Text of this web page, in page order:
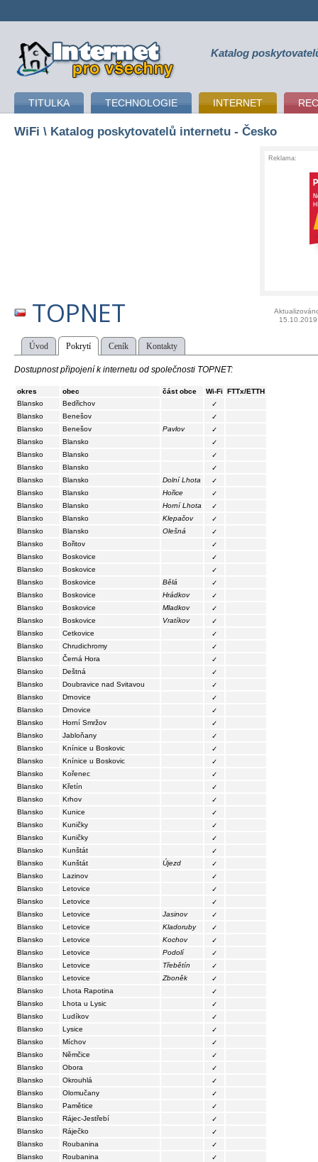
připojení k internetu Katalog
TITULKA TECHNOLOGIE INTERNET
WiFi \ Katalog poskytovatelů internetu - Česko
Reklama:
TOPNET
15.10.2019
Úvod Pokrytí Ceník Kontakty
Dostupnost připojení k internetu od společnosti TOPNET:
okres obec část obce Wi-Fi
FTTx/ETTH
Blansko
Bedřichov
✓
Blansko
Benešov
✓
Blansko
Benešov Pavlov
✓
Blansko
Blansko
✓
Blansko
Blansko
✓
Blansko
Blansko
✓
Blansko
Blansko Dolní Lhota
✓
Blansko
Blansko Hořice
✓
Blansko
Blansko Horní Lhota
✓
Blansko
Blansko Klepačov
✓
Blansko
Blansko Olešná
✓
Blansko
Bořitov
✓
Blansko
Boskovice
✓
Blansko
Boskovice
✓
Blansko
Boskovice Bělá
✓
Blansko
Boskovice Hrádkov
✓
Blansko
Boskovice Mladkov
✓
Blansko
Boskovice Vratíkov
✓
Blansko
Cetkovice
✓
Blansko
Chrudichromy
✓
Blansko
Černá Hora
✓
Blansko
Deštná
✓
Blansko
Doubravice nad Svitavou
✓
Blansko
Drnovice
✓
Blansko
Drnovice
✓
Blansko
Horní Smržov
✓
Blansko
Jabloňany
✓
Blansko
Knínice u Boskovic
✓
Blansko
Knínice u Boskovic
✓
Blansko
Kořenec
✓
Blansko
Křetín
✓
Blansko
Krhov
✓
Blansko
Kunice
✓
Blansko
Kuničky
✓
Blansko
Kuničky
✓
Blansko
Kunštát
✓
Blansko
Kunštát Újezd
✓
Blansko
Lazinov
✓
Blansko
Letovice
✓
Blansko
Letovice
✓
Blansko
Letovice Jasinov
✓
Blansko
Letovice Kladoruby
✓
Blansko
Letovice Kochov
✓
Blansko
Letovice Podolí
✓
Blansko
Letovice Třebětín
✓
Blansko
Letovice Zboněk
✓
Blansko
Lhota Rapotina
✓
Blansko
Lhota u Lysic
✓
Blansko
Ludíkov
✓
Blansko
Lysice
✓
Blansko
Míchov
✓
Blansko
Němčice
✓
Blansko
Obora
✓
Blansko
Okrouhlá
✓
Blansko
Olomučany
✓
Blansko
Pamětice
✓
Blansko
Rájec-Jestřebí
✓
Blansko
Ráječko
✓
Blansko
Roubanina
✓
Blansko
Roubanina
✓